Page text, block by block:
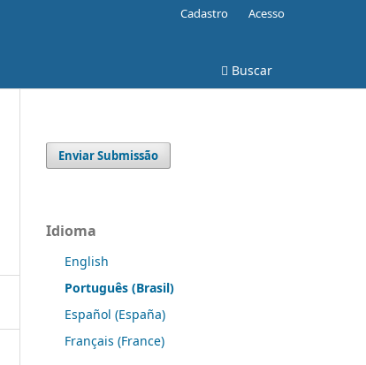
Buscar
Cadastro Acesso
Enviar Submissão
Idioma
English
Português (Brasil)
Español (España)
Français (France)